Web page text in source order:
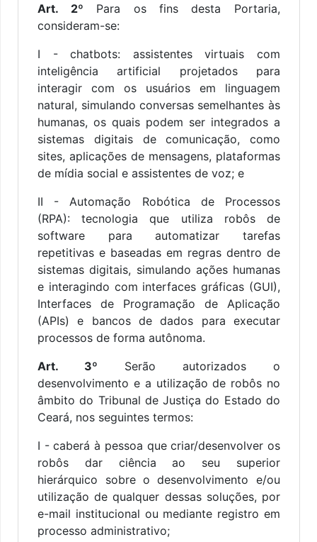
Art. 2º Para os fins desta Portaria,
consideram-se:
I - chatbots: assistentes virtuais com
inteligência artificial projetados para
interagir com os usuários em linguagem
natural, simulando conversas semelhantes às
humanas, os quais podem ser integrados a
sistemas digitais de comunicação, como
sites, aplicações de mensagens, plataformas
de mídia social e assistentes de voz; e
II - Automação Robótica de Processos
(RPA): tecnologia que utiliza robôs de
software para automatizar tarefas
repetitivas e baseadas em regras dentro de
sistemas digitais, simulando ações humanas
e interagindo com interfaces gráficas (GUI),
Interfaces de Programação de Aplicação
(APIs) e bancos de dados para executar
processos de forma autônoma.
Art. 3º Serão autorizados o
desenvolvimento e a utilização de robôs no
âmbito do Tribunal de Justiça do Estado do
Ceará, nos seguintes termos:
I - caberá à pessoa que criar/desenvolver os
robôs dar ciência ao seu superior
hierárquico sobre o desenvolvimento e/ou
utilização de qualquer dessas soluções, por
e-mail institucional ou mediante registro em
processo administrativo;